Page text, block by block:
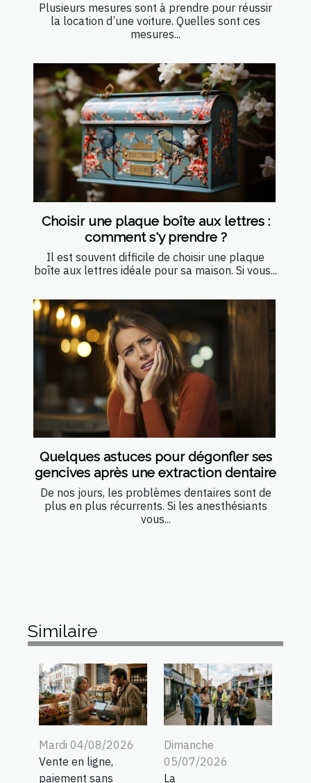
Plusieurs mesures sont à prendre pour réussir
la location d’une voiture. Quelles sont ces
mesures...
Choisir une plaque boîte aux lettres :
comment s'y prendre ?
Il est souvent difficile de choisir une plaque
boîte aux lettres idéale pour sa maison. Si vous...
Quelques astuces pour dégonfler ses
gencives après une extraction dentaire
De nos jours, les problèmes dentaires sont de
plus en plus récurrents. Si les anesthésiants
vous...
Similaire
Mardi 04/08/2026
Vente en ligne,
paiement sans
Dimanche
05/07/2026
La